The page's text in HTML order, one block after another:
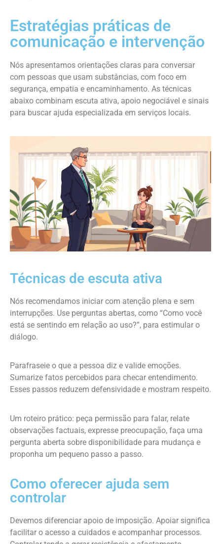
Estratégias práticas de
comunicação e intervenção
Nós apresentamos orientações claras para conversar
com pessoas que usam substâncias, com foco em
segurança, empatia e encaminhamento. As técnicas
abaixo combinam escuta ativa, apoio negociável e sinais
para buscar ajuda especializada em serviços locais.
Técnicas de escuta ativa
Nós recomendamos iniciar com atenção plena e sem
interrupções. Use perguntas abertas, como “Como você
está se sentindo em relação ao uso?”, para estimular o
diálogo.
Parafraseie o que a pessoa diz e valide emoções.
Sumarize fatos percebidos para checar entendimento.
Esses passos reduzem defensividade e mostram respeito.
Um roteiro prático: peça permissão para falar, relate
observações factuais, expresse preocupação, faça uma
pergunta aberta sobre disponibilidade para mudança e
proponha um pequeno passo a passo.
Como oferecer ajuda sem
controlar
Devemos diferenciar apoio de imposição. Apoiar significa
facilitar o acesso a cuidados e acompanhar processos.